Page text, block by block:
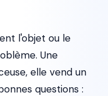
l'objet ou le
Une
elle vend un
questions :